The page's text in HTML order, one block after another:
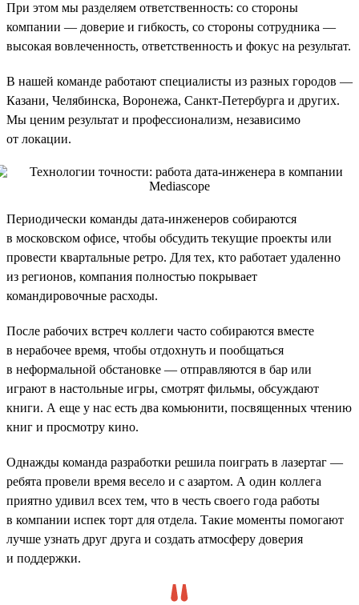
При этом мы разделяем ответственность: со стороны
компании — доверие и гибкость, со стороны сотрудника —
высокая вовлеченность, ответственность и фокус на результат.
В нашей команде работают специалисты из разных городов —
Казани, Челябинска, Воронежа, Санкт-Петербурга и других.
Мы ценим результат и профессионализм, независимо
от локации.
Периодически команды дата-инженеров собираются
в московском офисе, чтобы обсудить текущие проекты или
провести квартальные ретро. Для тех, кто работает удаленно
из регионов, компания полностью покрывает
командировочные расходы.
После рабочих встреч коллеги часто собираются вместе
в нерабочее время, чтобы отдохнуть и пообщаться
в неформальной обстановке — отправляются в бар или
играют в настольные игры, смотрят фильмы, обсуждают
книги. А еще у нас есть два комьюнити, посвященных чтению
книг и просмотру кино.
Однажды команда разработки решила поиграть в лазертаг —
ребята провели время весело и с азартом. А один коллега
приятно удивил всех тем, что в честь своего года работы
в компании испек торт для отдела. Такие моменты помогают
лучше узнать друг друга и создать атмосферу доверия
и поддержки.